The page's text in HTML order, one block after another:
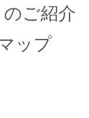
のご紹介
ップ